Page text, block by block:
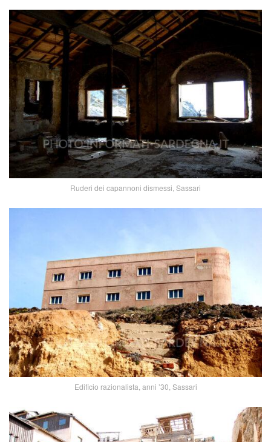
Ruderi dei capannoni dismessi, Sassari
Edificio razionalista, anni ’30, Sassari